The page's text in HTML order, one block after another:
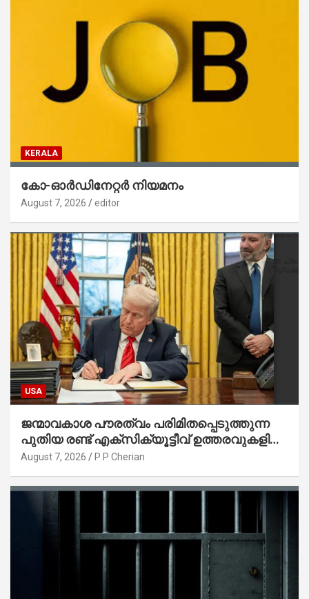
KERALA
കോ-ഓർഡിനേറ്റർ നിയമനം
August 7, 2026 editor
USA
ജന്മാവകാശ പൗരത്വം പരിമിതപ്പെടുത്തുന്ന
പുതിയ രണ്ട് എക്സിക്യൂട്ടീവ് ഉത്തരവുകളിൽ
ട്രംപ് ഒപ്പുവെച്ചു
August 7, 2026 P P Cherian